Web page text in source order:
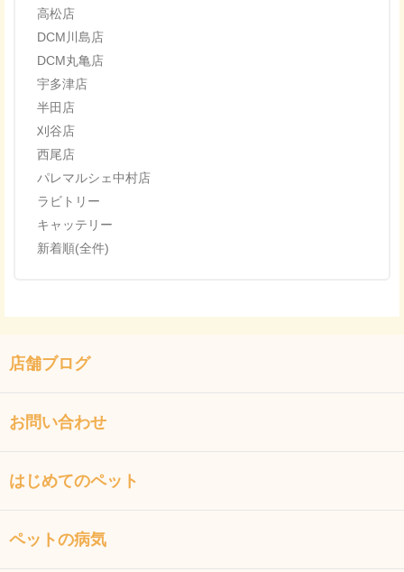
高松店
DCM川島店
DCM丸亀店
宇多津店
半田店
刈谷店
西尾店
パレマルシェ中村店
ラビトリー
キャッテリー
新着順(全件)
店舗ブログ
お問い合わせ
はじめてのペット
ペットの病気